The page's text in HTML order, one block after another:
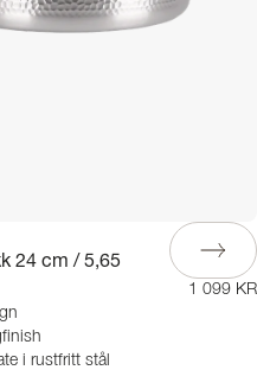
24 cm / 5,65
i rustfritt stål
1 099 KR